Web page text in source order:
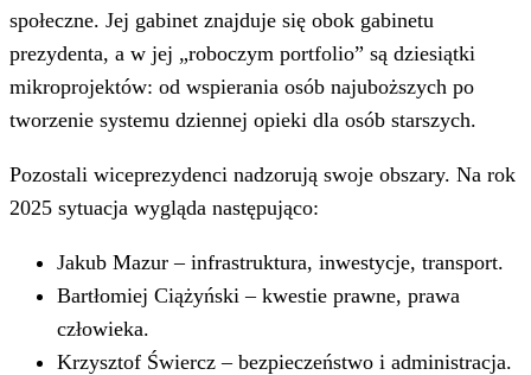
społeczne. Jej gabinet znajduje się obok gabinetu
prezydenta, a w jej „roboczym portfolio” są dziesiątki
mikroprojektów: od wspierania osób najuboższych po
tworzenie systemu dziennej opieki dla osób starszych.
Pozostali wiceprezydenci nadzorują swoje obszary. Na rok
2025 sytuacja wygląda następująco:
Jakub Mazur – infrastruktura, inwestycje, transport.
Bartłomiej Ciążyński – kwestie prawne, prawa
człowieka.
Krzysztof Świercz – bezpieczeństwo i administracja.